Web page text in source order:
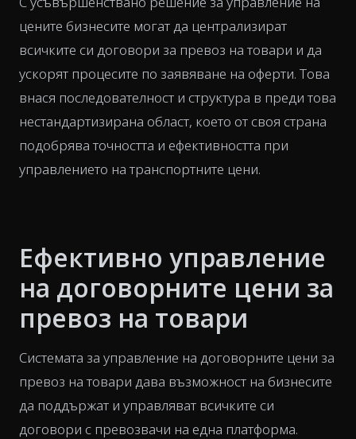
цените бизнесите могат да централизират
всичките си договори за превоз на товари и да
ускорят процесите по заявяване на оферти. Това
внася последователност и структура в преди това
нестандартизирана област, което от своя страна
подобрява точността и ефективността при
управлението на транспортните цени.
Ефективно управление
на договорните цени за
превоз на товари
Системата за управление на договорните цени за
превоз на товари дава възможност на бизнесите
да поддържат и управляват всичките си
договори с превозвачи на една платформа.